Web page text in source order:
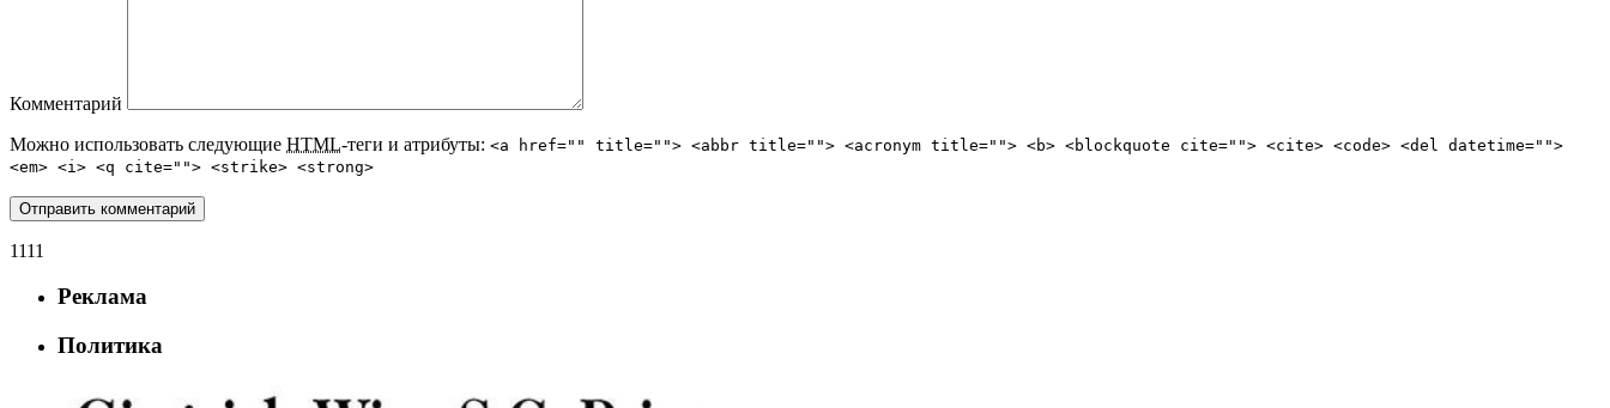
Комментарий
Можно использовать следующие HTML-теги и атрибуты: <a href="" title=""> <abbr title=""> <acronym title=""> <b> <blockquote cite=""> <cite> <code> <del datetime="">
<em> <i> <q cite=""> <strike> <strong>
1111
Реклама
Политика